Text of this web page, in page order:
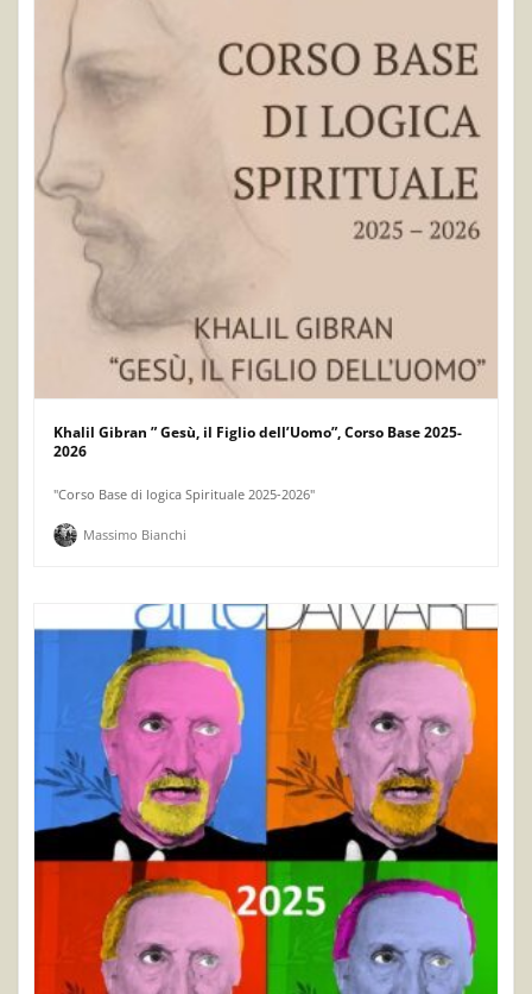
Khalil Gibran ” Gesù, il Figlio dell’Uomo”, Corso Base 2025-
2026
"Corso Base di logica Spirituale 2025-2026"
Massimo Bianchi